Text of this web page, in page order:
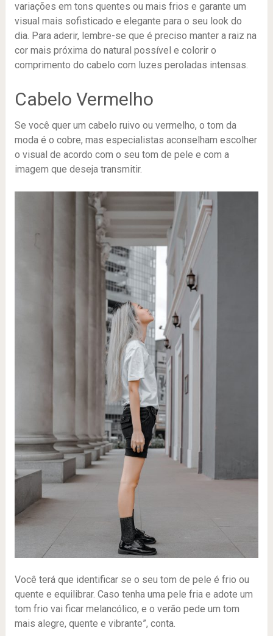
variações em tons quentes ou mais frios e garante um
visual mais sofisticado e elegante para o seu look do
dia. Para aderir, lembre-se que é preciso manter a raiz na
cor mais próxima do natural possível e colorir o
comprimento do cabelo com luzes peroladas intensas.
Cabelo Vermelho
Se você quer um cabelo ruivo ou vermelho, o tom da
moda é o cobre, mas especialistas aconselham escolher
o visual de acordo com o seu tom de pele e com a
imagem que deseja transmitir.
Você terá que identificar se o seu tom de pele é frio ou
quente e equilibrar. Caso tenha uma pele fria e adote um
tom frio vai ficar melancólico, e o verão pede um tom
mais alegre, quente e vibrante”, conta.